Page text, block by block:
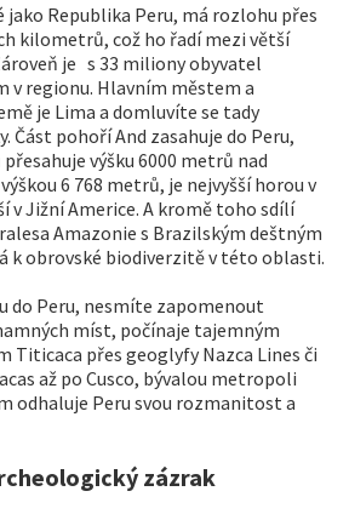
jako Republika Peru, má rozlohu přes
kilometrů, což ho řadí mezi větší
je s 33 miliony obyvatel
regionu. Hlavním městem a
je Lima a domluvíte se tady
Část pohoří And zasahuje do Peru,
výšku 6000 metrů nad
6 768 metrů, je nejvyšší horou v
v Jižní Americe. A kromě toho sdílí
Amazonie s Brazilským deštným
k obrovské biodiverzitě v této oblasti.
do Peru, nesmíte zapomenout
míst, počínaje tajemným
Titicaca přes geoglyfy Nazca Lines či
až po Cusco, bývalou metropoli
odhaluje Peru svou rozmanitost a
zázrak